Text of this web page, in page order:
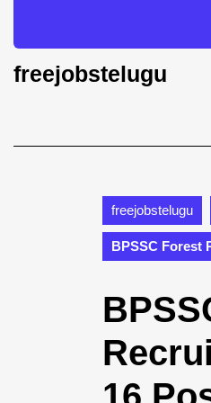
content
Skip
to
freejobstelugu
freejobstelugu
BPSSC Forest